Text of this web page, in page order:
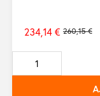
Prix
de
base
260,15 €
234,14 €